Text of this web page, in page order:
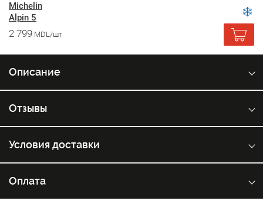
Michelin
Alpin 5
2 799 MDL/шт
Описание
Отзывы
Условия доставки
Оплата